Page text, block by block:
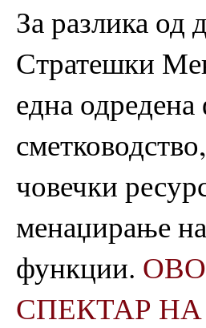
За разлика од
Стратешки
една
човечки
менаџирање
функции.
СПЕКТАР